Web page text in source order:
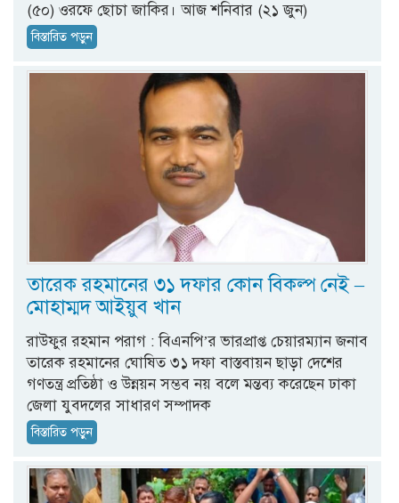
(৫০) ওরফে ছোচা জাকির। আজ শনিবার (২১ জুন)
বিস্তারিত পড়ুন
তারেক রহমানের ৩১ দফার কোন বিকল্প নেই –
মোহাম্মদ আইয়ুব খান
রাউফুর রহমান পরাগ : বিএনপি’র ভারপ্রাপ্ত চেয়ারম্যান জনাব
তারেক রহমানের ঘোষিত ৩১ দফা বাস্তবায়ন ছাড়া দেশের
গণতন্ত্র প্রতিষ্ঠা ও উন্নয়ন সম্ভব নয় বলে মন্তব্য করেছেন ঢাকা
জেলা যুবদলের সাধারণ সম্পাদক
বিস্তারিত পড়ুন